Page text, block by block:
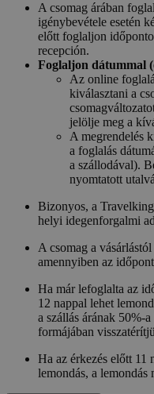
A csomag árában
igénybevétele esetén
előtt foglaljon
recepción.
Foglaljon dátummal
Az online
kiválasztani a
jelölje meg a
A megrendelés
a foglalás
a szállodával).
nyomtatott
Bizonyos, a
helyi idegenforgalmi
A csomag a
amennyiben az
Ha már lefoglalta az
12 nappal lehet
a szállás árának 50%-
formájában
Ha az érkezés előtt 11
lemondás, a lemondás